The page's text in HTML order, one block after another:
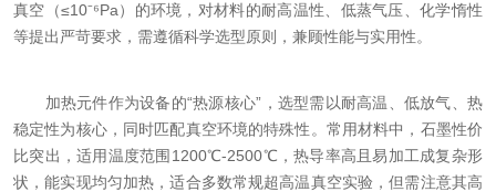
真空（≤10⁻⁶Pa）的环境，对材料的耐高温性、低蒸气压、化学惰性
等提出严苛要求，需遵循科学选型原则，兼顾性能与实用性。
加热元件作为设备的“热源核心”，选型需以耐高温、低放气、热
稳定性为核心，同时匹配真空环境的特殊性。常用材料中，石墨性价
比突出，适用温度范围1200℃-2500℃，热导率高且易加工成复杂形
状，能实现均匀加热，适合多数常规超高温真空实验，但需注意其高